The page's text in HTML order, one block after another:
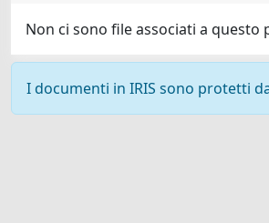
Non ci sono file associati a questo
I documenti in IRIS sono protetti